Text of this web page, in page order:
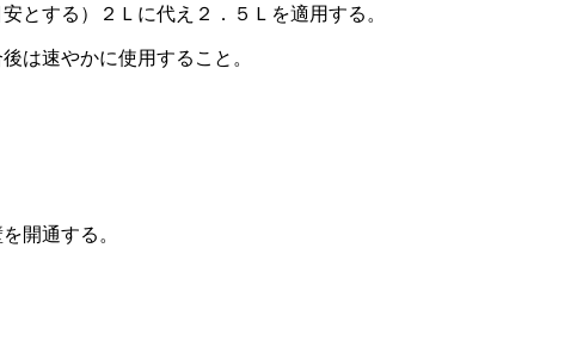
とする）２Ｌに代え２．５Ｌを適用する。
は速やかに使用すること。
開通する。